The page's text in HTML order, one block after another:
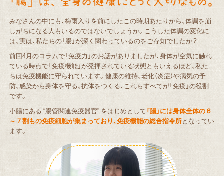
みなさんの中にも、梅雨入りを前にしたこの時期あたりから、体調を崩
しがちになる人もいるのではないでしょうか。こうした体調の変化に
は、実は、私たちの「腸」が深く関わっているのをご存知でしたか？
前回4月のコラムで「免疫力」のお話がありましたが、身体が空気に触れ
ている時点で「免疫機能」が発揮されている状態ともいえるほど、私た
ちは免疫機能に守られています。健康の維持、老化（炎症）や病気の予
防、感染から身体を守る、抗体をつくる、これらすべてが「免疫」の役割
です。
小腸にある “腸管関連免疫器官” をはじめとして「腸」には身体全体の６
～７割もの免疫細胞が集まっており、免疫機能の総合指令所となってい
ます。